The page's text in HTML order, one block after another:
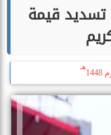
تسديد قيمة
هـ